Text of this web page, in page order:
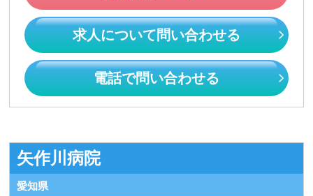
求人について問い合わせる
電話で問い合わせる
矢作川病院
愛知県